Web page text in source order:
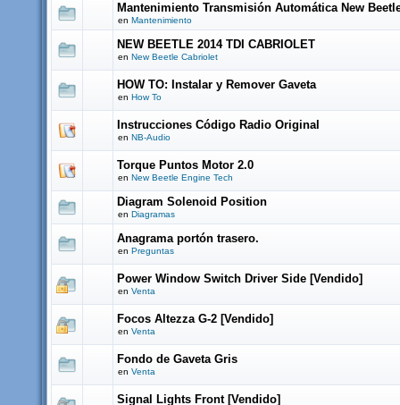
Mantenimiento Transmisión Automática New
en Mantenimiento
NEW BEETLE 2014 TDI CABRIOLET
en New Beetle Cabriolet
HOW TO: Instalar y Remover Gaveta
en How To
Instrucciones Código Radio Original
en NB-Audio
Torque Puntos Motor 2.0
en New Beetle Engine Tech
Diagram Solenoid Position
en Diagramas
Anagrama portón trasero.
en Preguntas
Power Window Switch Driver Side [Vendido]
en Venta
Focos Altezza G-2 [Vendido]
en Venta
Fondo de Gaveta Gris
en Venta
Signal Lights Front [Vendido]